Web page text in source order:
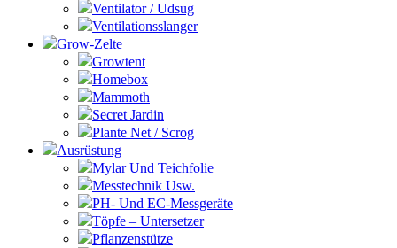
Ventilator / Udsug
Ventilationsslanger
Grow-Zelte
Growtent
Homebox
Mammoth
Secret Jardin
Plante Net / Scrog
Ausrüstung
Mylar Und Teichfolie
Messtechnik Usw.
PH- Und EC-Messgeräte
Töpfe – Untersetzer
Pflanzenstütze